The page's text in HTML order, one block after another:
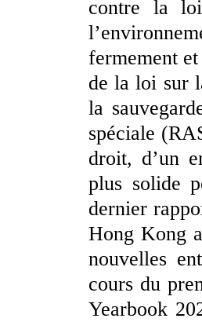
contre la
fermement
de la loi sur
la
spéciale
droit, d’un
plus solide
dernier
Hong Kong
nouvelles
cours du
Yearbook